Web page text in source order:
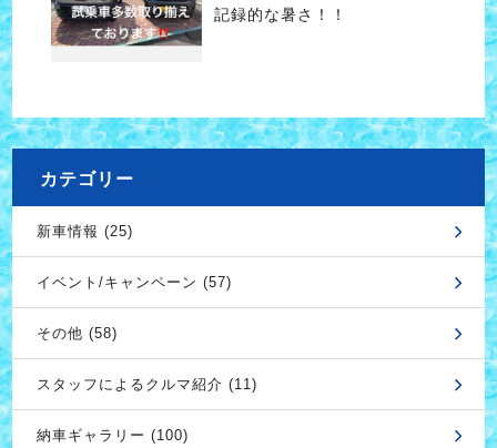
記録的な暑さ！！
カテゴリー
新車情報 (25)
イベント/キャンペーン (57)
その他 (58)
スタッフによるクルマ紹介 (11)
納車ギャラリー (100)